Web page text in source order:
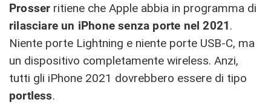
Prosser ritiene che Apple abbia in programma di
rilasciare un iPhone senza porte nel 2021.
Niente porte Lightning e niente porte USB-C, ma
un dispositivo completamente wireless. Anzi,
tutti gli iPhone 2021 dovrebbero essere di tipo
portless.